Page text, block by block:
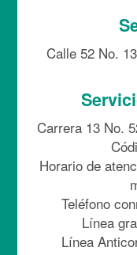
Calle 52 No.
Carrera 13 No.
Horario de
Teléfono
Línea
Línea